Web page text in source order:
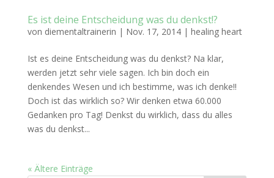
Es ist deine Entscheidung was du denkst!?
von diementaltrainerin | Nov. 17, 2014| healing heart
Ist es deine Entscheidung was du denkst? Na klar,
werden jetzt sehr viele sagen. Ich bin doch ein
denkendes Wesen und ich bestimme, was ich denke!!
Doch ist das wirklich so? Wir denken etwa 60.000
Gedanken pro Tag! Denkst du wirklich, dass du alles
was du denkst...
« Ältere Einträge